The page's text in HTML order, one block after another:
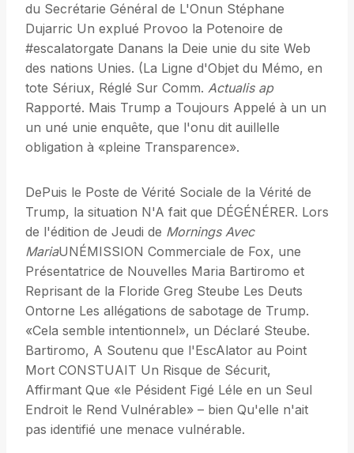
du Secrétarie Général de L'Onun Stéphane
Dujarric Un explué Provoo la Potenoire de
#escalatorgate Danans la Deie unie du site Web
des nations Unies. (La Ligne d'Objet du Mémo, en
tote Sériux, Réglé Sur Comm. Actualis ap
Rapporté. Mais Trump a Toujours Appelé à un un
un uné unie enquête, que l'onu dit auillelle
obligation à «pleine Transparence».
DePuis le Poste de Vérité Sociale de la Vérité de
Trump, la situation N'A fait que DÉGÉNÉRER. Lors
de l'édition de Jeudi de Mornings Avec
MariaUNÉMISSION Commerciale de Fox, une
Présentatrice de Nouvelles Maria Bartiromo et
Reprisant de la Floride Greg Steube Les Deuts
Ontorne Les allégations de sabotage de Trump.
«Cela semble intentionnel», un Déclaré Steube.
Bartiromo, A Soutenu que l'EscAlator au Point
Mort CONSTUAIT Un Risque de Sécurit,
Affirmant Que «le Pésident Figé Léle en un Seul
Endroit le Rend Vulnérable» – bien Qu'elle n'ait
pas identifié une menace vulnérable.